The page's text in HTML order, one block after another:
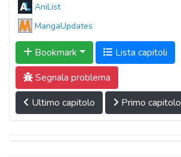
AniList
MangaUpdates
Bookmark
Lista capitoli
Segnala problema
Ultimo capitolo
Primo capitolo